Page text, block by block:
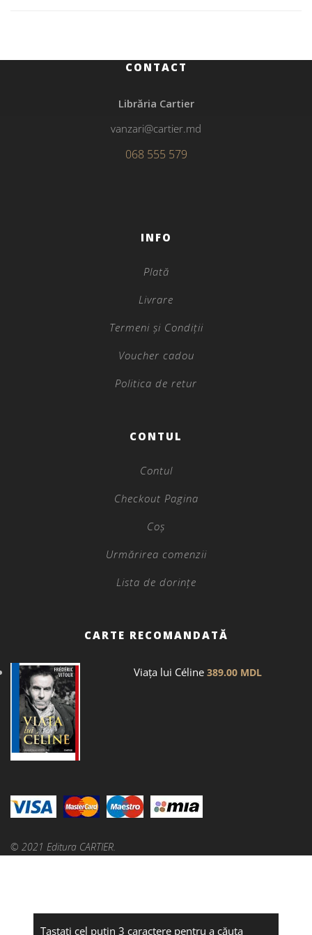
CONTACT
Librăria Cartier
vanzari@cartier.md
068 555 579
INFO
Plată
Livrare
Termeni și Condiții
Voucher cadou
Politica de retur
CONTUL
Contul
Checkout Pagina
Coș
Urmărirea comenzii
Lista de dorințe
CARTE RECOMANDATĂ
Viața lui Céline 389.00 MDL
© 2021 Editura CARTIER.